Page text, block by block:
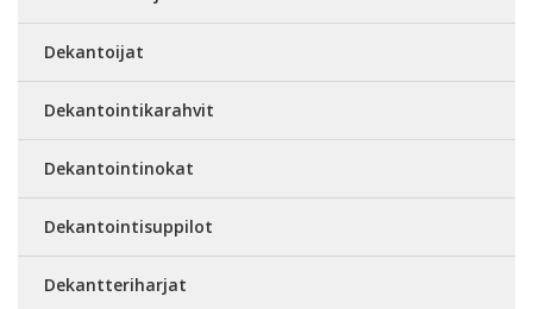
Dekantoijat
Dekantointikarahvit
Dekantointinokat
Dekantointisuppilot
Dekantteriharjat